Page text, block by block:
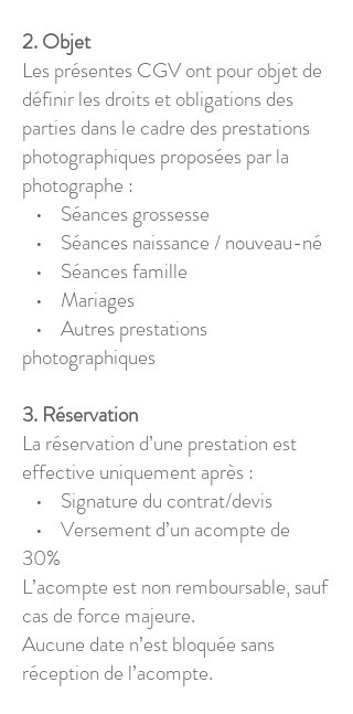
2. Objet
Les présentes CGV ont pour objet de
définir les droits et obligations des
parties dans le cadre des prestations
photographiques proposées par la
photographe :
• Séances grossesse
• Séances naissance / nouveau-né
• Séances famille
• Mariages
• Autres prestations
photographiques
3. Réservation
La réservation d’une prestation est
effective uniquement après :
• Signature du contrat/devis
• Versement d’un acompte de
30%
L’acompte est non remboursable, sauf
cas de force majeure.
Aucune date n’est bloquée sans
réception de l’acompte.